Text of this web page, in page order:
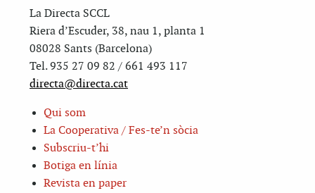
La Directa SCCL
Riera d’Escuder, 38, nau 1, planta 1
08028 Sants (Barcelona)
Tel. 935 27 09 82 / 661 493 117
directa@directa.cat
Qui som
La Cooperativa / Fes-te’n sòcia
Subscriu-t’hi
Botiga en línia
Revista en paper